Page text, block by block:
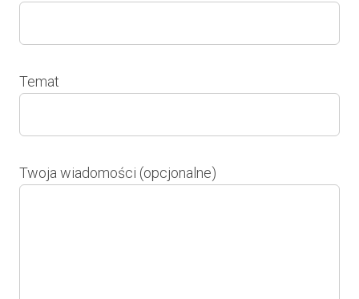
Temat
Twoja wiadomości (opcjonalne)